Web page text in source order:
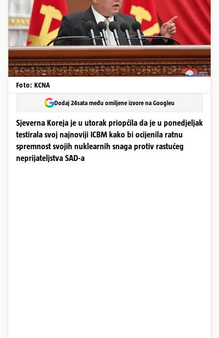
Foto: KCNA
Dodaj 24sata među omiljene izvore na Googleu
Sjeverna Koreja je u utorak priopćila da je u ponedjeljak
testirala svoj najnoviji ICBM kako bi ocijenila ratnu
spremnost svojih nuklearnih snaga protiv rastućeg
neprijateljstva SAD-a